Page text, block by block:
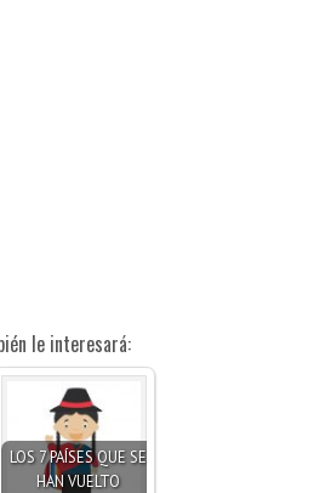
le interesará:
LOS 7 PAÍSES QUE SE
HAN VUELTO